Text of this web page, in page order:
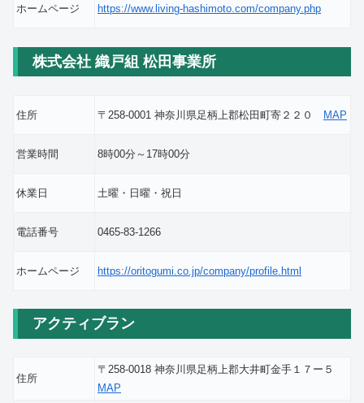
ホームページ https://www.living-hashimoto.com/company.php
株式会社 織戸組 松田事業所
住所 〒258-0001 神奈川県足柄上郡松田町寄２２０ MAP
営業時間 8時00分～17時00分
休業日 土曜・日曜・祝日
電話番号 0465-83-1266
ホームページ https://oritogumi.co.jp/company/profile.html
アクティブラン
住所
〒258-0018 神奈川県足柄上郡大井町金手１７ー５
MAP